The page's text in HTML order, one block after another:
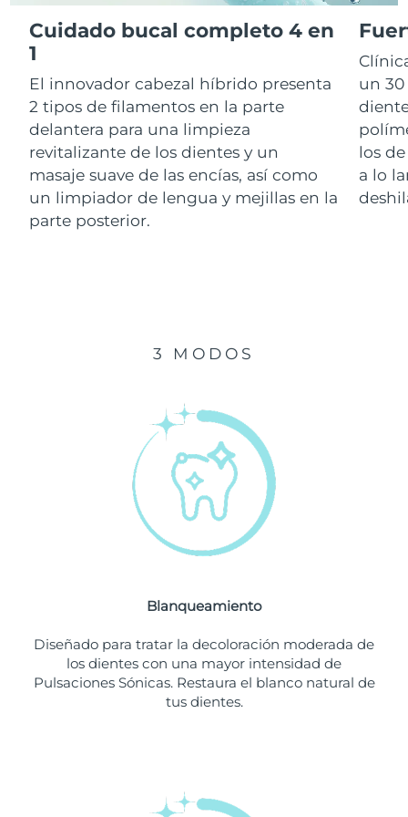
Cuidado bucal completo 4 en
1
El innovador cabezal híbrido presenta
2 tipos de filamentos en la parte
delantera para una limpieza
revitalizante de los dientes y un
masaje suave de las encías, así como
un limpiador de lengua y mejillas en la
parte posterior.
un
los
a lo
3 MODOS
Blanqueamiento
Diseñado para tratar la decoloración moderada de
los dientes con una mayor intensidad de
Pulsaciones Sónicas. Restaura el blanco natural de
tus dientes.
RAE de Macao
(China)
Malasia Entrega prevista 8/11/26
Malta Entrega prevista 8/8/26
México Entrega prevista 8/12/26
Mónaco
Entrega prevista
Entrega prevista
Entrega prevista
Entrega prevista
Reunión Entrega prevista8/13/26
Entrega prevista